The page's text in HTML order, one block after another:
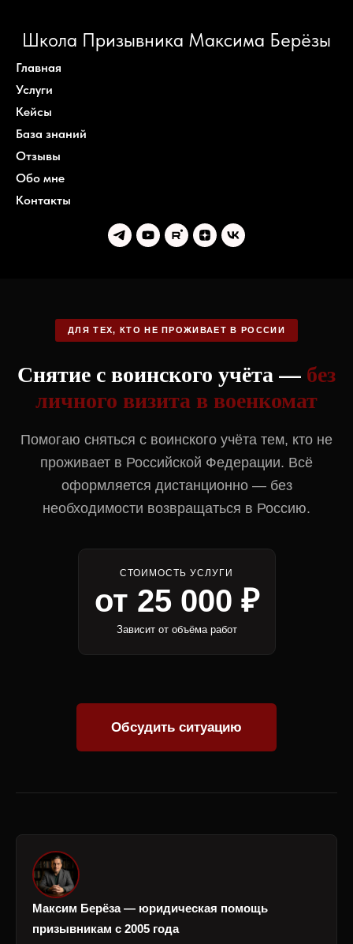
Школа Призывника Максима Берёзы
Главная
Услуги
Кейсы
База знаний
Отзывы
Обо мне
Контакты
ДЛЯ ТЕХ, КТО НЕ ПРОЖИВАЕТ В РОССИИ
Снятие с воинского учёта —без
личного визита в военкомат
Помогаю сняться с воинского учёта тем, кто не
проживает в Российской Федерации. Всё
оформляется дистанционно — без
необходимости возвращаться в Россию.
СТОИМОСТЬ УСЛУГИ
от 25 000 ₽
Зависит от объёма работ
Обсудить ситуацию
Максим Берёза — юридическая помощь
призывникам с 2005 года